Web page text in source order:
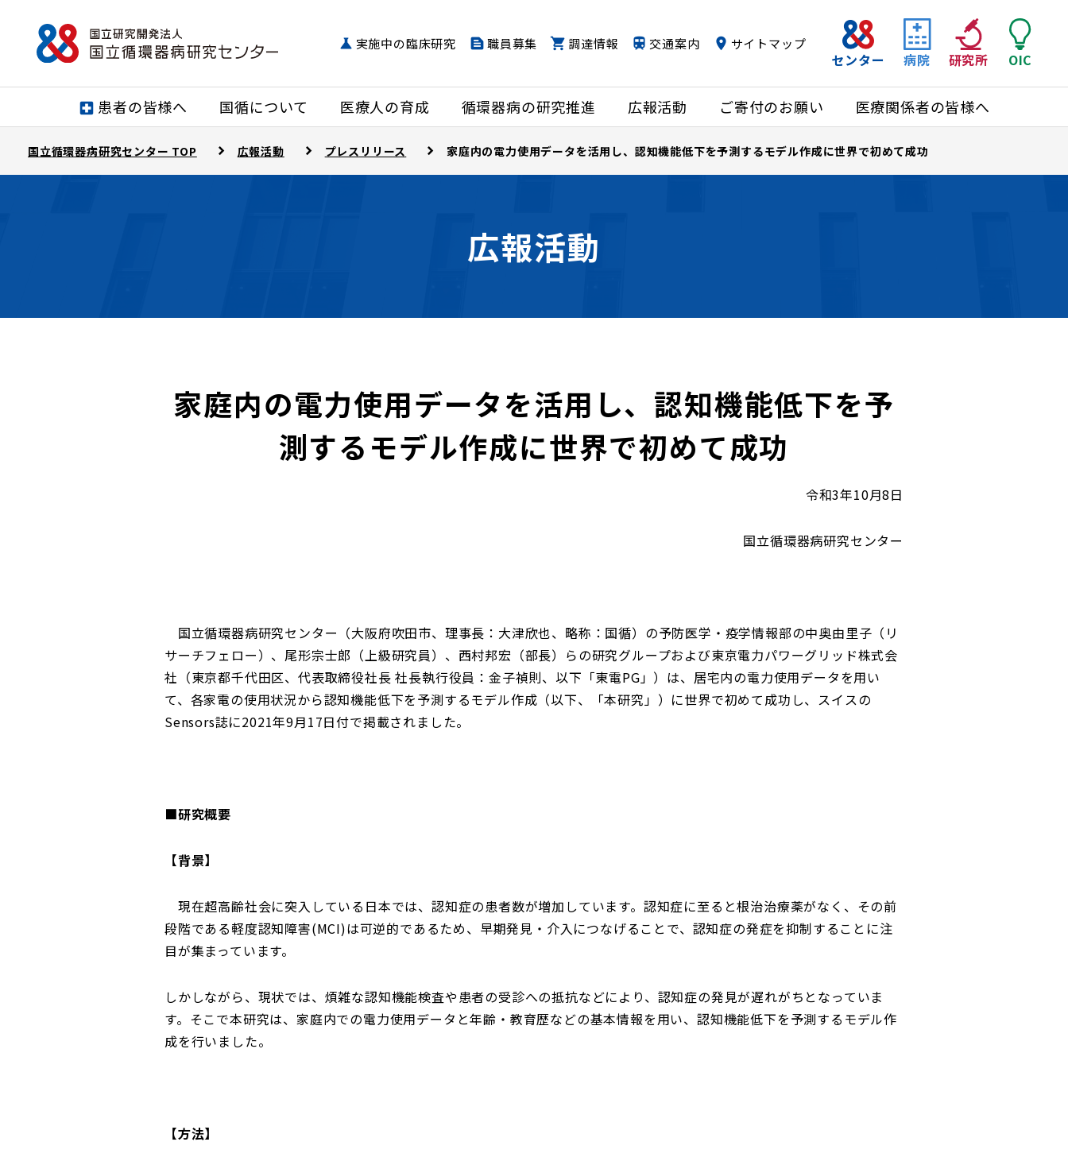
患者の皆様へ 国循について 医療人の育成 循環器病の研究推進 広報活動 ご寄付のお願い 医療関係者の皆様へ
センター 病院 研究所 OIC
実施中の臨床研究 職員募集 調達情報 交通案内 サイトマップ
国立循環器病研究センター TOP 広報活動 プレスリリース 家庭内の電力使用データを活用し、認知機能低下を予測するモデル作成に世界で初めて成功
広報活動
家庭内の電力使用データを活用し、認知機能低下を予
測するモデル作成に世界で初めて成功
令和3年10月8日
国立循環器病研究センター
国立循環器病研究センター（大阪府吹田市、理事長：大津欣也、略称：国循）の予防医学・疫学情報部の中奥由里子（リ
サーチフェロー）、尾形宗士郎（上級研究員）、西村邦宏（部長）らの研究グループおよび東京電力パワーグリッド株式会
社（東京都千代田区、代表取締役社長 社長執行役員：金子禎則、以下「東電PG」）は、居宅内の電力使用データを用い
て、各家電の使用状況から認知機能低下を予測するモデル作成（以下、「本研究」）に世界で初めて成功し、スイスの
Sensors誌に2021年9月17日付で掲載されました。
■研究概要
【背景】
現在超高齢社会に突入している日本では、認知症の患者数が増加しています。認知症に至ると根治治療薬がなく、その前
段階である軽度認知障害(MCI)は可逆的であるため、早期発見・介入につなげることで、認知症の発症を抑制することに注
目が集まっています。
しかしながら、現状では、煩雑な認知機能検査や患者の受診への抵抗などにより、認知症の発見が遅れがちとなっていま
す。そこで本研究は、家庭内での電力使用データと年齢・教育歴などの基本情報を用い、認知機能低下を予測するモデル作
成を行いました。
【方法】